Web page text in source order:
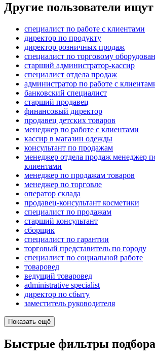
Другие пользователи ищут
специалист по работе с клиентами
директор по продукту
директор розничных продаж
специалист по торговому
старший администратор-кассир
специалист отдела продаж
администратор по работе с
банковский специалист
старший продавец
финансовый директор
продавец детских товаров
менеджер по работе с клиентами
кассир в магазин одежды
консультант по продажам
менеджер отдела продаж менеджер
клиентами
менеджер по продажам товаров
менеджер по торговле
оператор склада
продавец-консультант косметики
специалист по продажам
старший консультант
сборщик
специалист по гарантии
торговый представитель по городу
специалист по социальной работе
товаровед
ведущий товаровед
administrative specialist
директор по сбыту
заместитель руководителя
Показать ещё
Быстрые фильтры